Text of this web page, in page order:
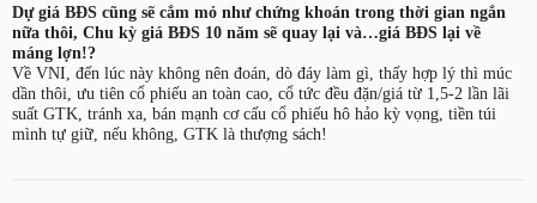
Dự giá BĐS cũng sẽ cắm mỏ như chứng khoán trong thời gian ngắn
nữa thôi, Chu kỳ giá BĐS 10 năm sẽ quay lại và…giá BĐS lại về
máng lợn!?
Về VNI, đến lúc này không nên đoán, dò đáy làm gì, thấy hợp lý thì múc
dần thôi, ưu tiên cổ phiếu an toàn cao, cổ tức đều đặn/giá từ 1,5-2 lần lãi
suất GTK, tránh xa, bán mạnh cơ cấu cổ phiếu hô hảo kỳ vọng, tiền túi
mình tự giữ, nếu không, GTK là thượng sách!